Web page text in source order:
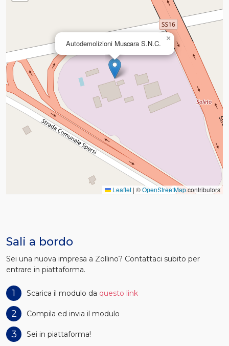
Autodemolizioni Muscara S.N.C.
×
Leaflet | ©OpenStreetMapcontributors
Sali a bordo
Sei una nuova impresa a Zollino? Contattaci subito per
entrare in piattaforma.
1 Scarica il modulo da questo link
2 Compila ed invia il modulo
3 Sei in piattaforma!